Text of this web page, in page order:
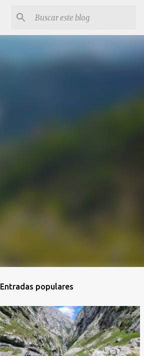
Entradas populares